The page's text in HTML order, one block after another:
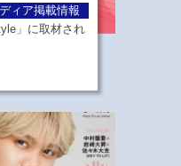
ィア掲載情報
」に取材され